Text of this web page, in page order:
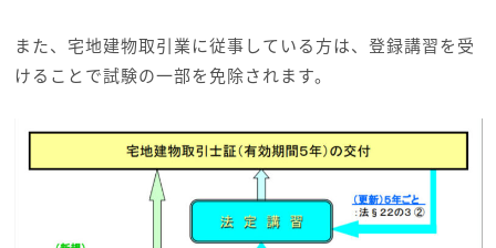
また、宅地建物取引業に従事している方は、登録講習を受
けることで試験の一部を免除されます。